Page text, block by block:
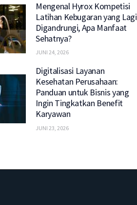
Mengenal Hyrox Kompetisi
Latihan Kebugaran yang Lagi
Digandrungi, Apa Manfaat
Sehatnya?
JUNI 24, 2026
Digitalisasi Layanan
Kesehatan Perusahaan:
Panduan untuk Bisnis yang
Ingin Tingkatkan Benefit
Karyawan
JUNI 23, 2026